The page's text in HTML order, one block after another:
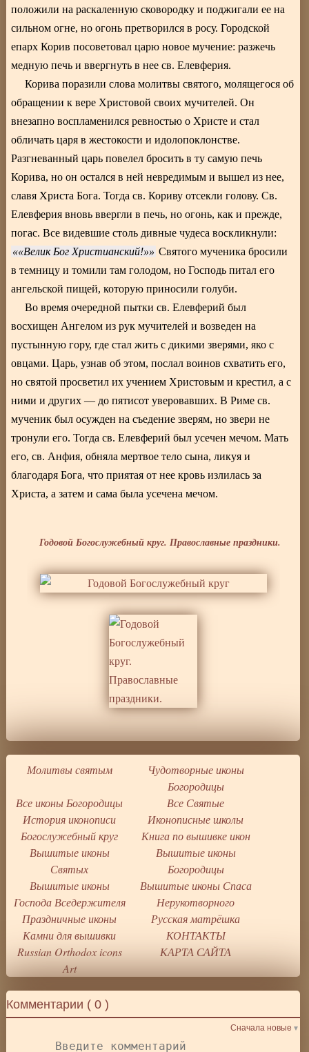
положили на раскаленную сковородку и поджигали ее на
сильном огне, но огонь претворился в росу. Городской
епарх Корив посоветовал царю новое мучение: разжечь
медную печь и ввергнуть в нее св. Елевферия.
Корива поразили слова молитвы святого, молящегося об
обращении к вере Христовой своих мучителей. Он
внезапно воспламенился ревностью о Христе и стал
обличать царя в жестокости и идолопоклонстве.
Разгневанный царь повелел бросить в ту самую печь
Корива, но он остался в ней невредимым и вышел из нее,
славя Христа Бога. Тогда св. Кориву отсекли голову. Св.
Елевферия вновь ввергли в печь, но огонь, как и прежде,
погас. Все видевшие столь дивные чудеса воскликнули:
«Велик Бог Христианский!»
Святого мученика бросили
в темницу и томили там голодом, но Господь питал его
ангельской пищей, которую приносили голуби.
Во время очередной пытки св. Елевферий был
восхищен Ангелом из рук мучителей и возведен на
пустынную гору, где стал жить с дикими зверями, яко с
овцами. Царь, узнав об этом, послал воинов схватить его,
но святой просветил их учением Христовым и крестил, а с
ними и других — до пятисот уверовавших. В Риме св.
мученик был осужден на съедение зверям, но звери не
тронули его. Тогда св. Елевферий был усечен мечом. Мать
его, св. Анфия, обняла мертвое тело сына, ликуя и
благодаря Бога, что приятая от нее кровь излилась за
Христа, а затем и сама была усечена мечом.
Годовой Богослужебный круг. Православные праздники.
Комментарии (0 )
Сначала новые
Молитвы святым
Чудотворные иконы
Богородицы
Все иконы Богородицы
Все Святые
История иконописи
Иконописные школы
Богослужебный круг
Книга по вышивке икон
Вышитые иконы
Святых
Вышитые иконы
Богородицы
Вышитые иконы
Господа Вседержителя
Вышитые иконы Спаса
Нерукотворного
Праздничные иконы
Русская матрёшка
Камни для вышивки
КОНТАКТЫ
Russian Orthodox icons
Art
КАРТА САЙТА